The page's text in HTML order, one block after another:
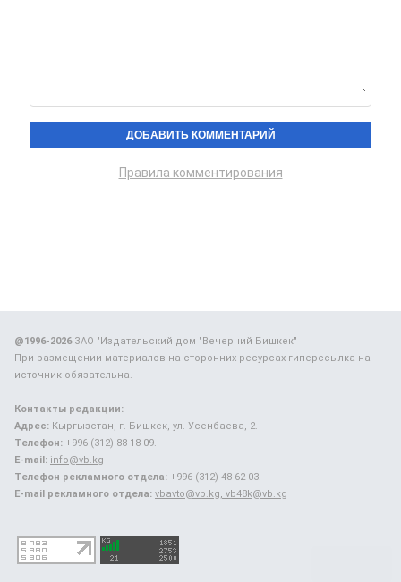
Правила комментирования
@1996-2026ЗАО "Издательский дом "Вечерний Бишкек"
При размещении материалов на сторонних ресурсах гиперссылка на
источник обязательна.
Контакты редакции:
Адрес: Кыргызстан, г. Бишкек, ул. Усенбаева, 2.
Телефон: +996 (312) 88-18-09.
E-mail: info@vb.kg
Телефон рекламного отдела: +996 (312) 48-62-03.
E-mail рекламного отдела: vbavto@vb.kg, vb48k@vb.kg